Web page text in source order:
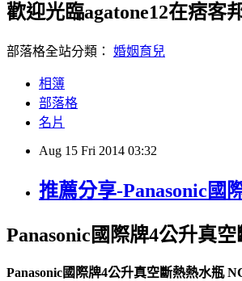
歡迎光臨agatone12在痞客
部落格全站分類： 婚姻育兒
相簿
部落格
名片
Aug 15 Fri 2014 03:32
推薦分享-Panasonic國
Panasonic國際牌4公升真
Panasonic國際牌4公升真空斷熱熱水瓶